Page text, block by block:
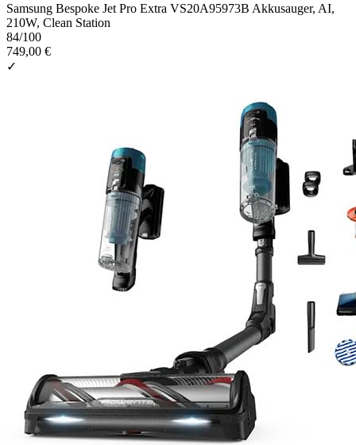
Samsung Bespoke Jet Pro Extra VS20A95973B Akkusauger, AI,
210W, Clean Station
84/100
749,00 €
✓